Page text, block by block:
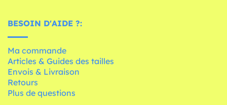
BESOIN D'AIDE ?:
Ma commande
Articles & Guides des tailles
Envois & Livraison
Retours
Plus de questions